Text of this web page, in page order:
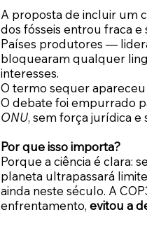
A proposta de incluir um
dos fósseis entrou fraca e
Países produtores —
bloquearam qualquer
interesses.
O termo sequer
O debate foi empurrado
ONU, sem força jurídica e
Por que isso importa?
Porque a ciência é clara:
planeta ultrapassará
ainda neste século. A
enfrentamento, evitou a